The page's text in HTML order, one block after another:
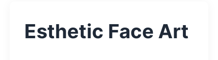
Esthetic Face Art